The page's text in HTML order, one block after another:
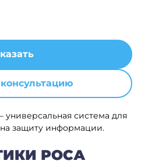
система для
защиту информации.
РОСА